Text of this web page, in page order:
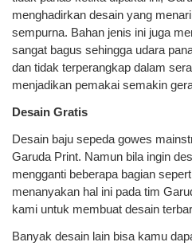
menghadirkan desain yang
sempurna. Bahan jenis ini juga
sangat bagus sehingga udara
dan tidak terperangkap dalam
menjadikan pemakai semakin
Desain Gratis
Desain baju sepeda gowes
Garuda Print. Namun bila ingin
mengganti beberapa bagian
menanyakan hal ini pada tim
kami untuk membuat desain
Banyak desain lain bisa kamu